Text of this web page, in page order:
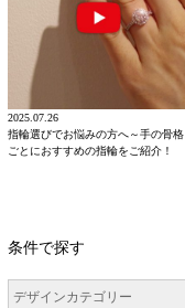
2025.07.26
指輪選びでお悩みの方へ～手の骨格
ごとにおすすめの指輪をご紹介！
条件で探す
デザインカテゴリー